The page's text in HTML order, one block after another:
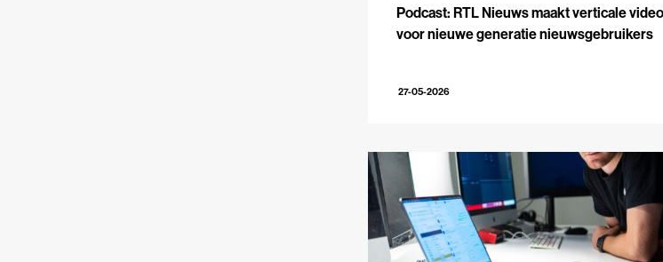
Podcast: RTL Nieuws maakt verticale
voor nieuwe generatie nieuwsgebruikers
27-05-2026